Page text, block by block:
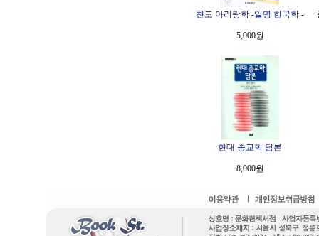
천도 아리랑학 -일명 한국학 -
5,000원
현대 종교학 담론
8,000원